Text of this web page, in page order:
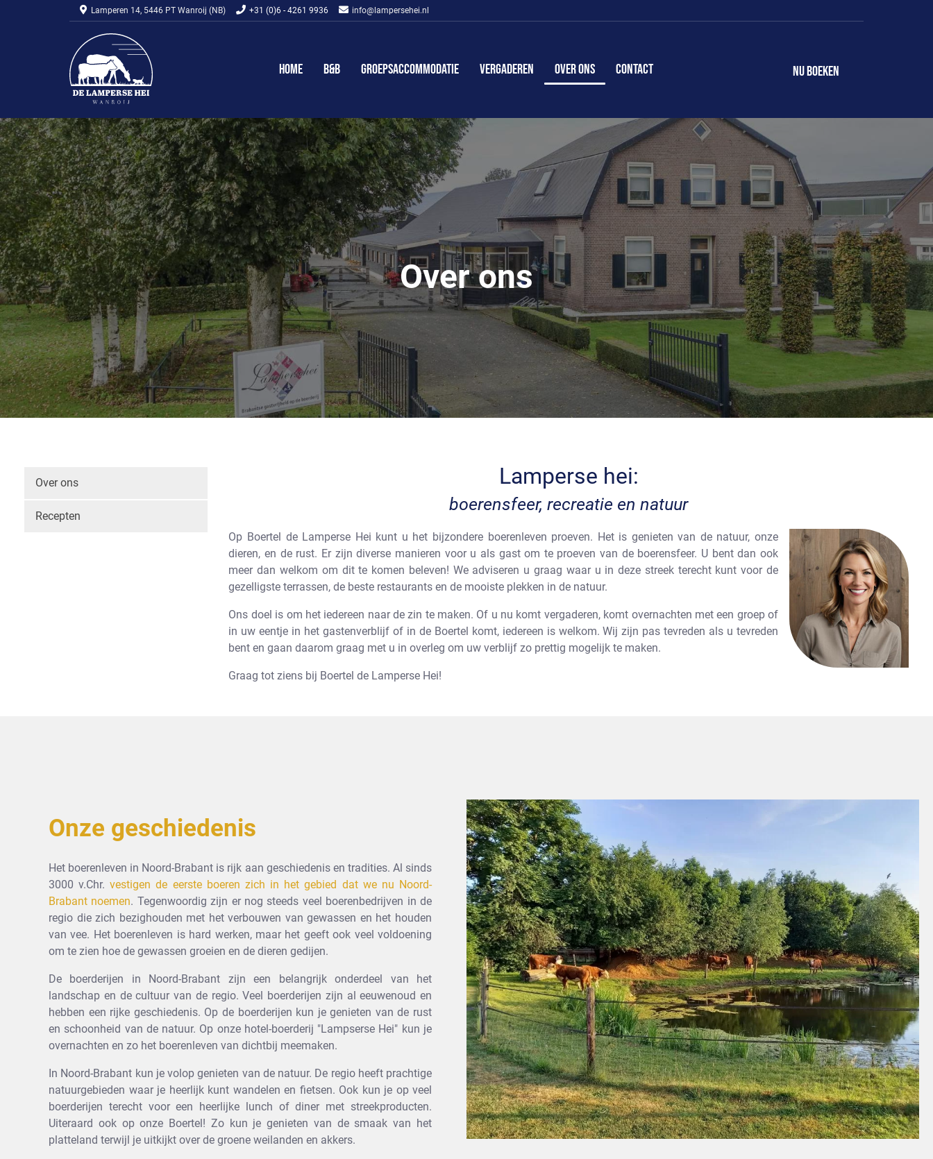
Lamperen 14, 5446 PT Wanroij (NB) +31 (0)6 - 4261 9936 info@lampersehei.nl
Home B&B Groeps­accommodatie Vergaderen Over ons Contact NU BOEKEN
Over ons
Lamperse hei:
boerensfeer, recreatie en natuur
Op Boertel de Lamperse Hei kunt u het bijzondere boerenleven proeven. Het is genieten van de natuur, onze
dieren, en de rust. Er zijn diverse manieren voor u als gast om te proeven van de boerensfeer. U bent dan ook
meer dan welkom om dit te komen beleven! We adviseren u graag waar u in deze streek terecht kunt voor de
gezelligste terrassen, de beste restaurants en de mooiste plekken in de natuur.
Ons doel is om het iedereen naar de zin te maken. Of u nu komt vergaderen, komt overnachten met een groep of
in uw eentje in het gastenverblijf of in de Boertel komt, iedereen is welkom. Wij zijn pas tevreden als u tevreden
bent en gaan daarom graag met u in overleg om uw verblijf zo prettig mogelijk te maken.
Graag tot ziens bij Boertel de Lamperse Hei!
Over ons
Recepten
Onze geschiedenis
Het boerenleven in Noord-Brabant is rijk aan geschiedenis en tradities. Al sinds
3000 v.Chr.vestigen de eerste boeren zich in het gebied dat we nu Noord-
Brabant noemen. Tegenwoordig zijn er nog steeds veel boerenbedrijven in de
regio die zich bezighouden met het verbouwen van gewassen en het houden
van vee. Het boerenleven is hard werken, maar het geeft ook veel voldoening
om te zien hoe de gewassen groeien en de dieren gedijen.
De boerderijen in Noord-Brabant zijn een belangrijk onderdeel van het
landschap en de cultuur van de regio. Veel boerderijen zijn al eeuwenoud en
hebben een rijke geschiedenis. Op de boerderijen kun je genieten van de rust
en schoonheid van de natuur. Op onze hotel-boerderij "Lampserse Hei" kun je
overnachten en zo het boerenleven van dichtbij meemaken.
In Noord-Brabant kun je volop genieten van de natuur. De regio heeft prachtige
natuurgebieden waar je heerlijk kunt wandelen en fietsen. Ook kun je op veel
boerderijen terecht voor een heerlijke lunch of diner met streekproducten.
Uiteraard ook op onze Boertel! Zo kun je genieten van de smaak van het
platteland terwijl je uitkijkt over de groene weilanden en akkers.